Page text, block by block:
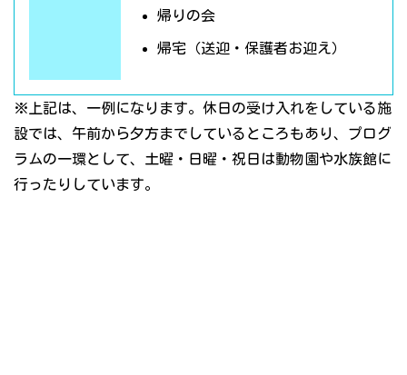
帰りの会
帰宅（送迎・保護者お迎え）
※上記は、一例になります。休日の受け入れをしている施
設では、午前から夕方までしているところもあり、プログ
ラムの一環として、土曜・日曜・祝日は動物園や水族館に
行ったりしています。